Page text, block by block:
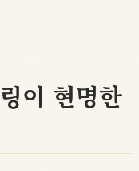
이 현명한